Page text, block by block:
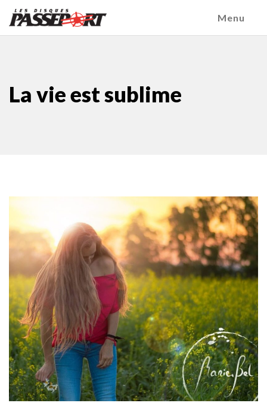
Menu
La vie est sublime